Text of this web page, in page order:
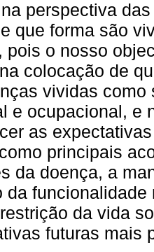
perspectiva
que forma são
pois o nosso
colocação de
vividas
e ocupacional, e
as
principais
da doença, a
da
da vida
futuras mais